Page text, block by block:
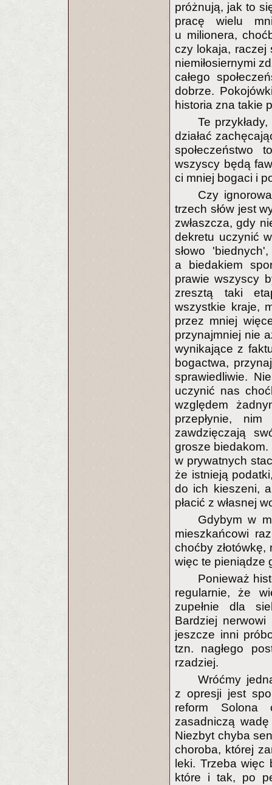
próżnują, jak to
pracę wielu
u milionera,
czy lokaja, raczej
niemiłosiernymi
całego
dobrze.
historia zna takie
Te
działać
społeczeństwo
wszyscy będą
ci mniej bogaci i
Czy
trzech słów jest
zwłaszcza, gdy
dekretu uczynić
słowo
a biedakiem
prawie wszyscy
zresztą taki
wszystkie kraje,
przez mniej
przynajmniej nie
wynikające z
bogactwa,
sprawiedliwie.
uczynić nas
względem
przepłynie,
zawdzięczają
grosze biedakom.
w prywatnych
że istnieją
do ich kieszeni,
płacić z własnej
Gdybym w
mieszkańcowi
choćby złotówkę,
więc te pieniądze
Ponieważ
regularnie, że
zupełnie dla
Bardziej
jeszcze inni
tzn. nagłego
rzadziej.
Wróćmy
z opresji jest
reform Solona
zasadniczą
Niezbyt chyba
choroba, której
leki. Trzeba więc
które i tak, po